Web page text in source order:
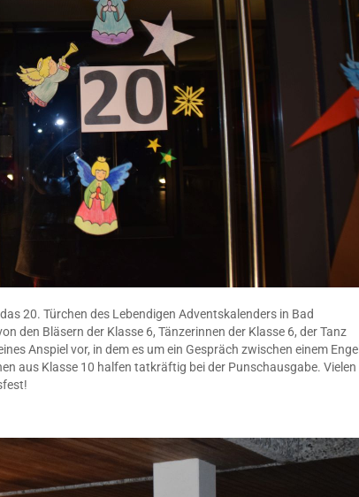
20. Türchen des Lebendigen Adventskalenders in Bad
den Bläsern der Klasse 6, Tänzerinnen der Klasse 6, der Tanz
Anspiel vor, in dem es um ein Gespräch zwischen einem Engel
aus Klasse 10 halfen tatkräftig bei der Punschausgabe. Vielen